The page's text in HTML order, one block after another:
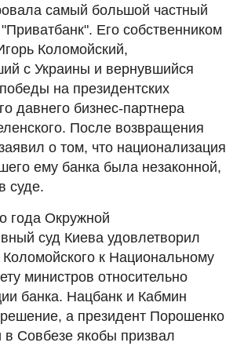
самый большой частный
Его собственником
Коломойский,
с Украины и вернувшийся
на президентских
давнего бизнес-партнера
После возвращения
о том, что национализация
ему банка была незаконной,
суде.
года Окружной
суд Киева удовлетворил
Коломойского к Национальному
министров относительно
банка. Нацбанк и Кабмин
а президент Порошенко
Совбезе якобы призвал